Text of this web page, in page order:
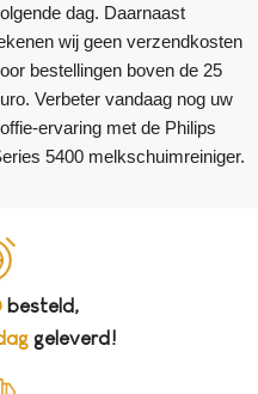
dag. Daarnaast
wij geen verzendkosten
bestellingen boven de 25
Verbeter vandaag nog uw
ervaring met de Philips
5400 melkschuimreiniger.
besteld,
geleverd!